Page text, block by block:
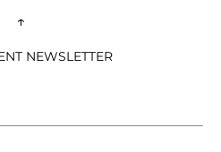
↑
NEWSLETTER